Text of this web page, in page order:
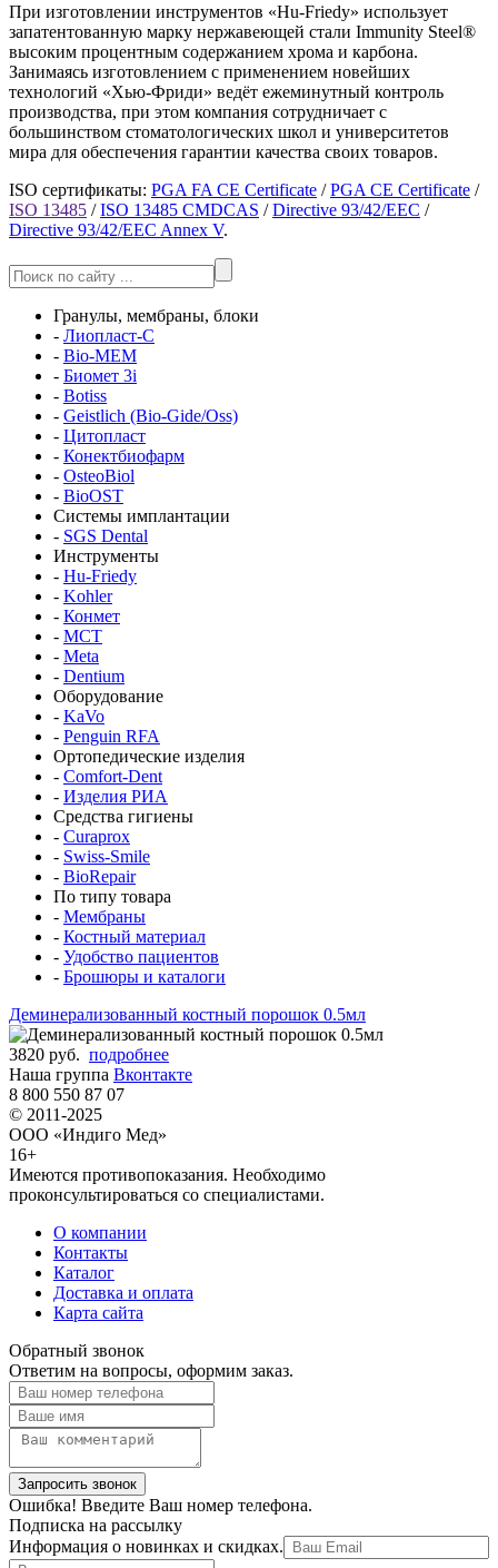
При изготовлении инструментов «Hu-Friedy» использует
запатентованную марку нержавеющей стали Immunity Steel®
высоким процентным содержанием хрома и карбона.
Занимаясь изготовлением с применением новейших
технологий «Хью-Фриди» ведёт ежеминутный контроль
производства, при этом компания сотрудничает с
большинством стоматологических школ и университетов
мира для обеспечения гарантии качества своих товаров.
ISO сертификаты: PGA FA CE Certificate /PGA CE Certificate /
ISO 13485 /ISO 13485 CMDCAS /Directive 93/42/EEC /
Directive 93/42/EEC Annex V.
Гранулы, мембраны, блоки
- Лиопласт-С
- Bio-MEM
- Биомет 3i
- Botiss
- Geistlich (Bio-Gide/Oss)
- Цитопласт
- Конектбиофарм
- OsteoBiol
- BioOST
Системы имплантации
- SGS Dental
Инструменты
- Hu-Friedy
- Kohler
- Конмет
- MCT
- Meta
- Dentium
Оборудование
- KaVo
- Penguin RFA
Ортопедические изделия
- Comfort-Dent
- Изделия РИА
Средства гигиены
- Curaprox
- Swiss-Smile
- BioRepair
По типу товара
- Мембраны
- Костный материал
- Удобство пациентов
- Брошюры и каталоги
Деминерализованный костный порошок 0.5мл
3820 руб. подробнее
Наша группа Вконтакте
8 800 550 87 07
© 2011-2025
ООО «Индиго Мед»
16+
Имеются противопоказания. Необходимо
проконсультироваться со специалистами.
О компании
Контакты
Каталог
Доставка и оплата
Карта сайта
Обратный звонок
Ответим на вопросы, оформим заказ.
Ошибка! Введите Ваш номер телефона.
Подписка на рассылку
Информация о новинках и скидках.